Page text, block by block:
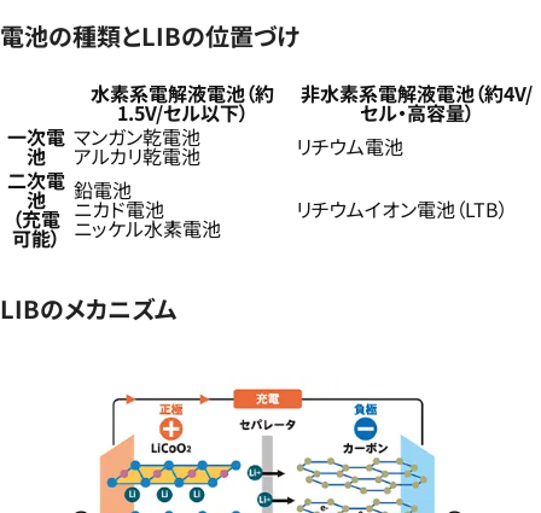
電池の種類とLIBの位置づけ
水素系電解液電池（約
1.5V/セル以下）
非水素系電解液電池（約4V/
セル・高容量）
一次電
池
マンガン乾電池
アルカリ乾電池
リチウム電池
二次電
池
（充電
可能）
鉛電池
ニカド電池
ニッケル水素電池
リチウムイオン電池（LTB）
LIBのメカニズム